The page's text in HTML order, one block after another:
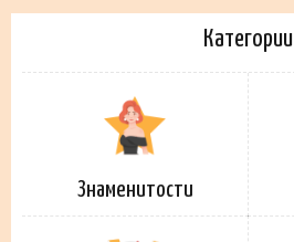
Категории
Знаменитости